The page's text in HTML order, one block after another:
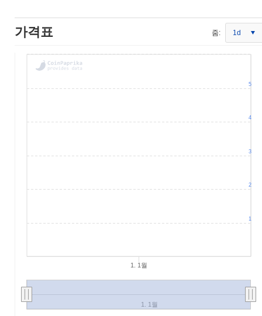
가격표 줌: 1d
1. 1월
1. 1월
1
2
3
4
5